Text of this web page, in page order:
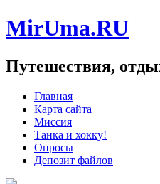
MirUma.RU
Путешествия,
Главная
Карта сайта
Миссия
Танка и хокку!
Опросы
Депозит файлов